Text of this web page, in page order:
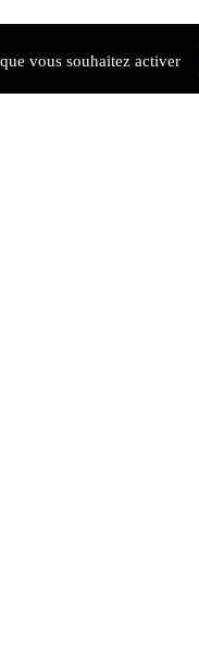
vous souhaitez activer